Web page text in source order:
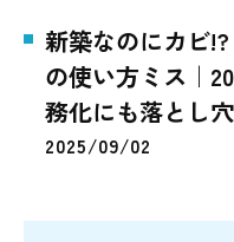
新築なのにカビ
の使い方ミス｜
務化にも落とし穴
2025/09/02